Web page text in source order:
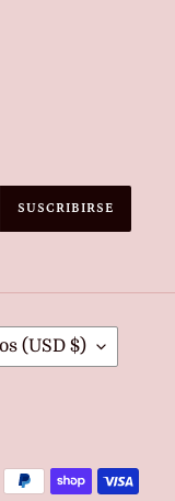
SUSCRIBIRSE
(USD $)